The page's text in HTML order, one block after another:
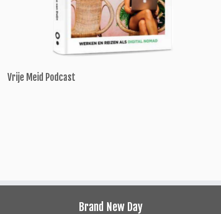
Vrije Meid Podcast
Brand New Day